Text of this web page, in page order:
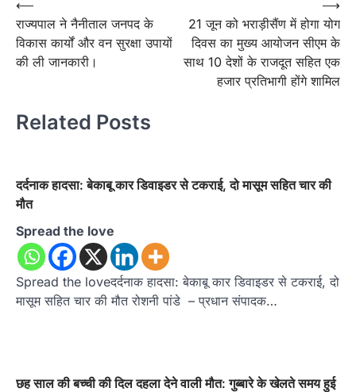
Post
navigation
⟵
राज्यपाल ने नैनीताल जनपद के
विकास कार्यों और वन सुरक्षा उपायों
की ली जानकारी।
21 जून को भराड़ीसैंण में होगा योग
दिवस का मुख्य आयोजन सीएम के
साथ 10 देशों के राजदूत सहित एक
हजार प्रतिभागी होंगे शामिल
⟶
Related Posts
दर्दनाक हादसा: बेकाबू कार डिवाइडर से टकराई, दो मासूम सहित चार की
मौत
Spread the love
Spread the loveदर्दनाक हादसा: बेकाबू कार डिवाइडर से टकराई, दो
मासूम सहित चार की मौत रोशनी पांडे – प्रधान संपादक…
छह साल की बच्ची की दिल दहला देने वाली मौत: गुब्बारे के खेलते समय हुई